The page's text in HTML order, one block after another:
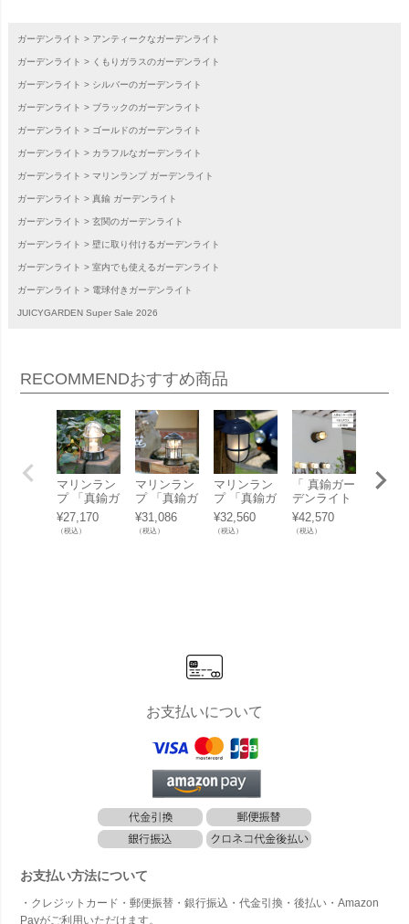
ガーデンライト アンティークなガーデンライト
ガーデンライト くもりガラスのガーデンライト
ガーデンライト シルバーのガーデンライト
ガーデンライト ブラックのガーデンライト
ガーデンライト ゴールドのガーデンライト
ガーデンライト カラフルなガーデンライト
ガーデンライト マリンランプ ガーデンライト
ガーデンライト 真鍮 ガーデンライト
ガーデンライト 玄関のガーデンライト
ガーデンライト 壁に取り付けるガーデンライト
ガーデンライト 室内でも使えるガーデンライト
ガーデンライト 電球付きガーデンライト
JUICYGARDEN Super Sale 2026
RECOMMENDおすすめ商品
マリンラン
プ 「真鍮ガ
ーデンライ
ト BH1000
クリアガラ
¥27,170
（税込）
マリンラン
プ 「真鍮ガ
ーデンライ
ト BH1012
クリアガラ
¥31,086
（税込）
マリンラン
プ 「真鍮ガ
ーデンライ
ト BR5000
くもりガラ
¥32,560
（税込）
「 真鍮ガー
デンライト
BH1000 LE
D くもりガ
ラス 人感セ
¥42,570
（税込）
マリ
お支払いについて
お支払い方法について
・クレジットカード・郵便振替・銀行振込・代金引換・後払い・Amazon
Payがご利用いただけます。